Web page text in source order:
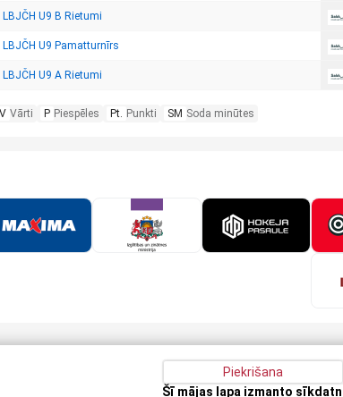
U9 B Rietumi
U9 Pamatturnīrs
U9 A Rietumi
V Vārti P Piespēles Pt. Punkti SM Soda minūtes
Piekrišana
Šī mājas lapa izmanto